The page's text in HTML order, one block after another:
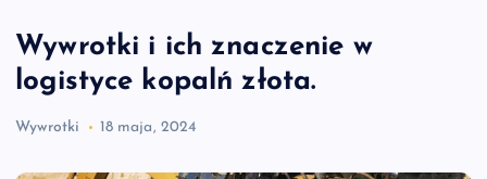
Wywrotki i ich znaczenie w
logistyce kopalń złota.
Wywrotki 18 maja, 2024